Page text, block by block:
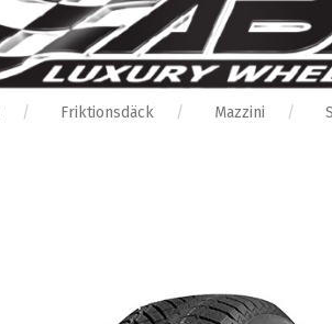
Friktionsdäck Mazzini